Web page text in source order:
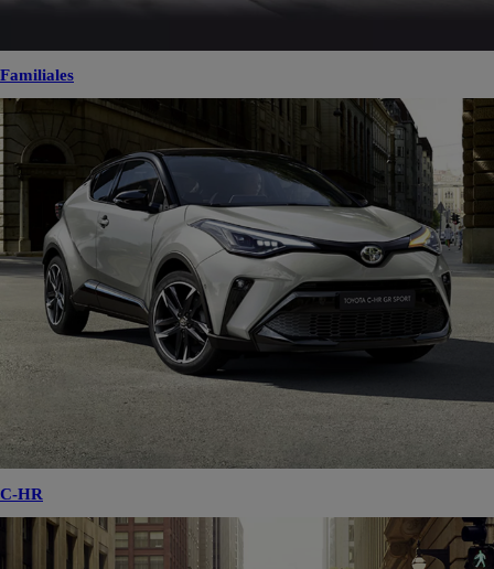
Familiales
C-HR